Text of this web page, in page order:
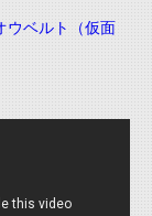
ウベルト（仮面